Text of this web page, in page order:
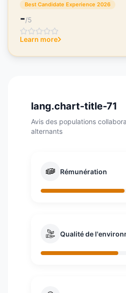
Best Candidate Experience 2026
-/5
Learn more
lang.chart-title-71
Avis des populations
alternants
Rémunération
Qualité de